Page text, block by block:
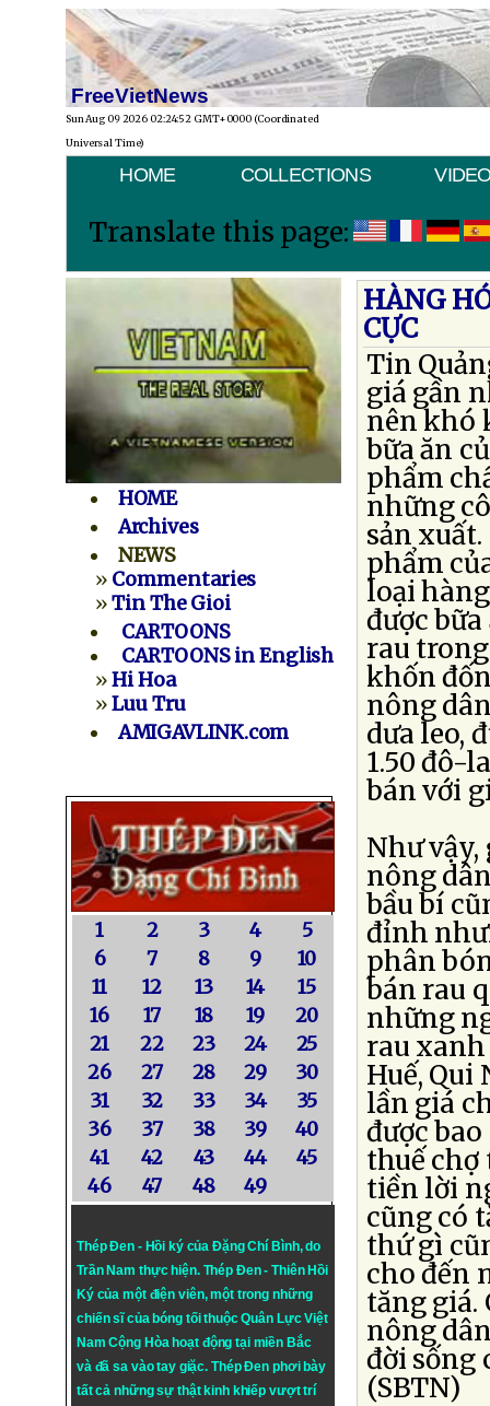
FreeVietNews
Sun Aug 09 2026 02:24:52 GMT+0000 (Coordinated
Universal Time)
HOME COLLECTIONS
Translate this page:
HOME
Archives
NEWS
» Commentaries
»Tin The Gioi
CARTOONS
CARTOONS in English
»Hi Hoa
»Luu Tru
AMIGAVLINK.com
1 2 3 4
5
6
7 8 9
10
11
12 13 14
15
16
17 18 19
20
21
22 23 24
25
26
27 28 29
30
31
32 33 34
35
36
37 38 39
40
41
42 43 44
45
46
47 48 49
Thép Đen - Hồi ký của Đặng Chí Bình, do
Trần Nam thực hiện. Thép Đen- Thiên Hồi
Ký của một điện viên, một trong những
chiến sĩ của bóng tối thuộc Quân Lực Việt
Nam Cộng Hòa hoạt động tại miền Bắc
và đã sa vào tay giặc. Thép Đen phơi bày
tất cả những sự thật kinh khiếp vượt trí
HÀNG
CỰC
Tin
giá gần
nên khó
bữa ăn
phẩm
những
sản
phẩm
loại
được
rau
khốn
nông
dưa leo,
1.50 đô-
bán với
Như
nông
bầu bí
đỉnh
phân
bán rau
những
rau
Huế, Qui
lần giá
được
thuế chợ
tiền lời
cũng có
thứ gì
cho đến
tăng giá.
nông
đời sống
(SBTN)